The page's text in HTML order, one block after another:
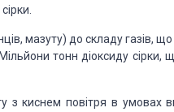
мазуту) до складу газів,
тонн діоксиду
з киснем повітря в умовах